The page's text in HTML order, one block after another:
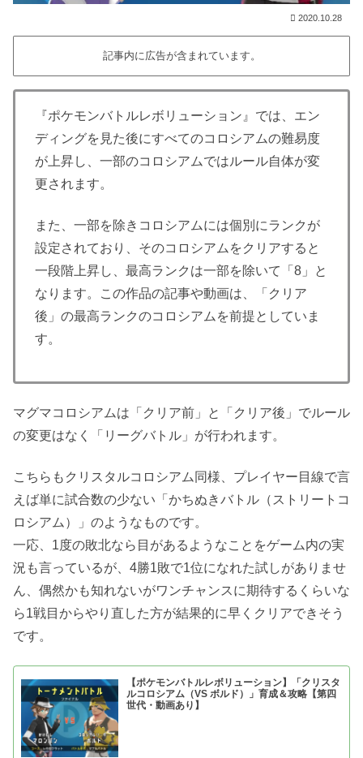
2020.10.28
記事内に広告が含まれています。
『ポケモンバトルレボリューション』では、エン
ディングを見た後にすべてのコロシアムの難易度
が上昇し、一部のコロシアムではルール自体が変
更されます。
また、一部を除きコロシアムには個別にランクが
設定されており、そのコロシアムをクリアすると
一段階上昇し、最高ランクは一部を除いて「8」と
なります。この作品の記事や動画は、「クリア
後」の最高ランクのコロシアムを前提としていま
す。
マグマコロシアムは「クリア前」と「クリア後」でルール
の変更はなく「リーグバトル」が行われます。
こちらもクリスタルコロシアム同様、プレイヤー目線で言
えば単に試合数の少ない「かちぬきバトル（ストリートコ
ロシアム）」のようなものです。
一応、1度の敗北なら目があるようなことをゲーム内の実
況も言っているが、4勝1敗で1位になれた試しがありませ
ん、偶然かも知れないがワンチャンスに期待するくらいな
ら1戦目からやり直した方が結果的に早くクリアできそう
です。
【ポケモンバトルレボリューション】「クリスタ
ルコロシアム（VS ボルド）」育成＆攻略【第四
世代・動画あり】